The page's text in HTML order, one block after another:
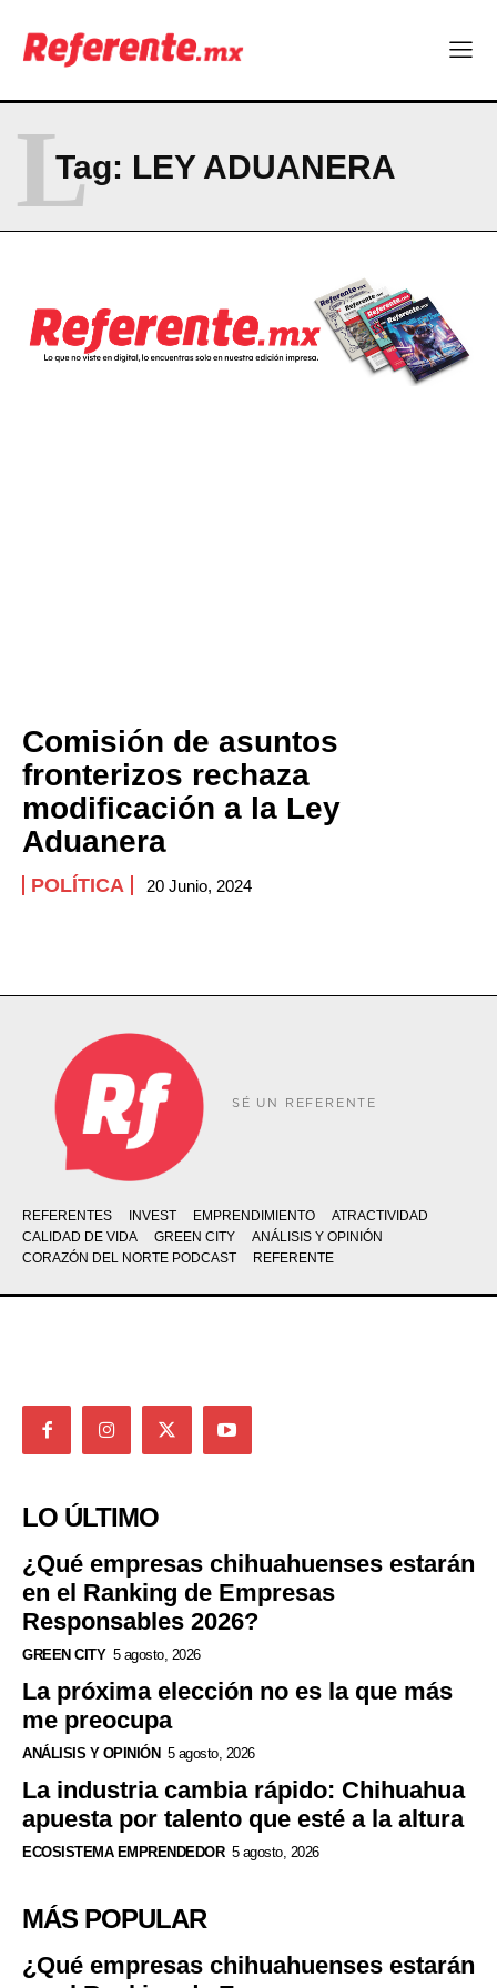
ABOUT
CONTACT
PRIVACY POLICY
NEWSLETTER
Tag: LEY ADUANERA
L
Comisión de asuntos
fronterizos rechaza
modificación a la Ley
Aduanera
POLÍTICA 20 Junio, 2024
SÉ UN REFERENTE
REFERENTES INVEST EMPRENDIMIENTO
ATRACTIVIDAD
CALIDAD DE VIDA
GREEN CITY
ANÁLISIS Y OPINIÓN
CORAZÓN DEL NORTE PODCAST
REFERENTE
LO ÚLTIMO
¿Qué empresas chihuahuenses estarán
en el Ranking de Empresas
Responsables 2026?
GREEN CITY 5 agosto, 2026
La próxima elección no es la que más
me preocupa
ANÁLISIS Y OPINIÓN 5 agosto, 2026
La industria cambia rápido: Chihuahua
apuesta por talento que esté a la altura
ECOSISTEMA EMPRENDEDOR 5 agosto, 2026
MÁS POPULAR
¿Qué empresas chihuahuenses estarán